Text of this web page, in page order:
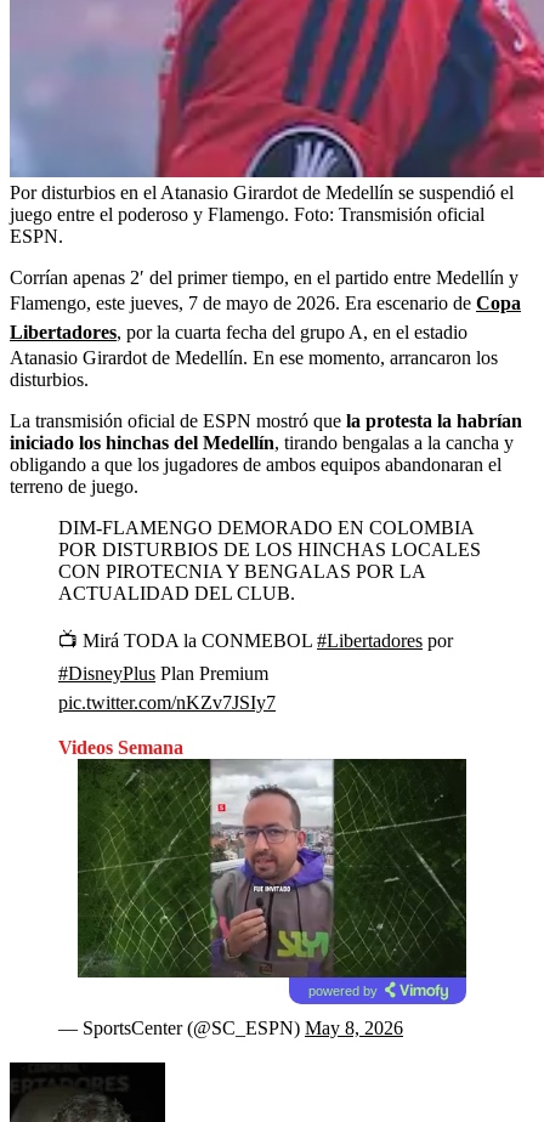
Por disturbios en el Atanasio Girardot de Medellín se suspendió el
juego entre el poderoso y Flamengo. Foto: Transmisión oficial
ESPN.
Corrían apenas 2′ del primer tiempo, en el partido entre Medellín y
Flamengo, este jueves, 7 de mayo de 2026. Era escenario de Copa
Libertadores, por la cuarta fecha del grupo A, en el estadio
Atanasio Girardot de Medellín. En ese momento, arrancaron los
disturbios.
La transmisión oficial de ESPN mostró que la protesta la habrían
iniciado los hinchas del Medellín, tirando bengalas a la cancha y
obligando a que los jugadores de ambos equipos abandonaran el
terreno de juego.
DIM-FLAMENGO DEMORADO EN COLOMBIA
POR DISTURBIOS DE LOS HINCHAS LOCALES
CON PIROTECNIA Y BENGALAS POR LA
ACTUALIDAD DEL CLUB.
📺 Mirá TODA la CONMEBOL #Libertadores por
#DisneyPlus Plan Premium
pic.twitter.com/nKZv7JSIy7
Videos Semana
powered by
— SportsCenter (@SC_ESPN) May 8, 2026